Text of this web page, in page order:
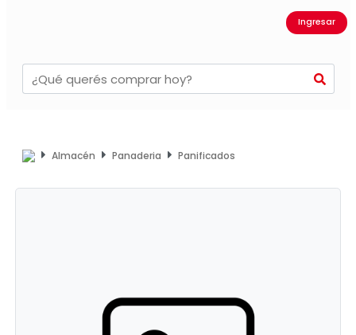
Ingresar
Almacén Panaderia Panificados